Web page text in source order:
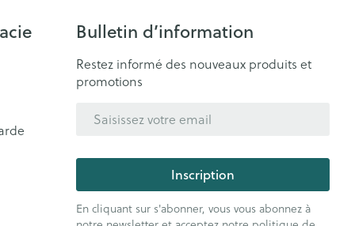
Bulletin d’information
Restez informé des nouveaux produits et
promotions
Inscription
En cliquant sur s'abonner, vous vous abonnez à